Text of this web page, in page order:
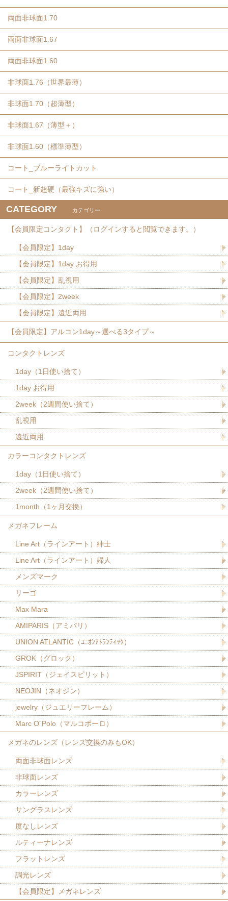
両面非球面1.70
両面非球面1.67
両面非球面1.60
非球面1.76（世界最薄）
非球面1.70（超薄型）
非球面1.67（薄型＋）
非球面1.60（標準薄型）
コート_ブルーライトカット
コート_新超硬（最強キズに強い）
CATEGORY カテゴリー
【会員限定コンタクト】（ログインすると閲覧できます。）
【会員限定】1day
【会員限定】1day お得用
【会員限定】乱視用
【会員限定】2week
【会員限定】遠近両用
【会員限定】アルコン1day～選べる3タイプ～
コンタクトレンズ
1day（1日使い捨て）
1day お得用
2week（2週間使い捨て）
乱視用
遠近両用
カラーコンタクトレンズ
1day（1日使い捨て）
2week（2週間使い捨て）
1month（1ヶ月交換）
メガネフレーム
Line Art（ラインアート）紳士
Line Art（ラインアート）婦人
メンズマーク
リーゴ
Max Mara
AMIPARIS（アミパリ）
UNION ATLANTIC（ﾕﾆｵﾝｱﾄﾗﾝﾃｨｯｸ）
GROK（グロック）
JSPIRIT（ジェイスピリット）
NEOJIN（ネオジン）
jewelry（ジュエリーフレーム）
Marc O´Polo（マルコポーロ）
メガネのレンズ（レンズ交換のみもOK）
両面非球面レンズ
非球面レンズ
カラーレンズ
サングラスレンズ
度なしレンズ
ルティーナレンズ
フラットレンズ
調光レンズ
【会員限定】メガネレンズ